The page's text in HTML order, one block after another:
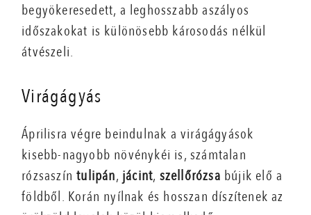
begyökeresedett, a leghosszabb aszályos
időszakokat is különösebb károsodás nélkül
átvészeli.
Virágágyás
Áprilisra végre beindulnak a virágágyások
kisebb-nagyobb növénykéi is, számtalan
rózsaszíntulipán, jácint, szellőrózsa bújik elő a
földből. Korán nyílnak és hosszan díszítenek az